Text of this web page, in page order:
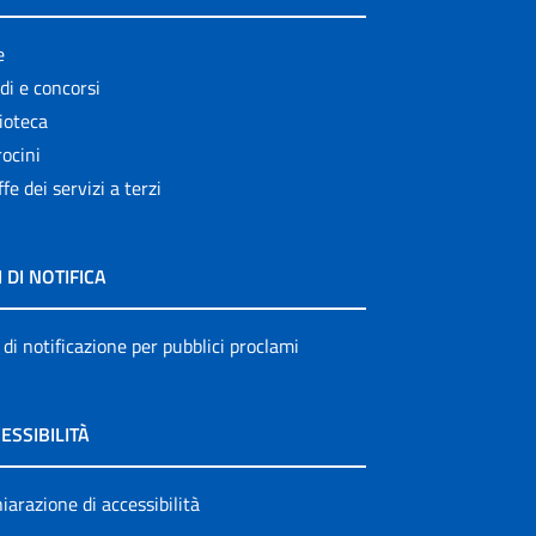
e concorsi
dei servizi a terzi
DI NOTIFICA
notificazione per pubblici proclami
di accessibilità